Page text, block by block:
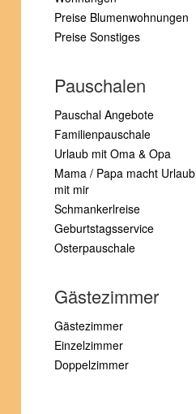
Preise Blumenwohnungen
Preise Sonstiges
Pauschalen
Pauschal Angebote
Familienpauschale
Urlaub mit Oma & Opa
Mama / Papa macht Urlaub
mit mir
Schmankerlreise
Geburtstagsservice
Osterpauschale
Gästezimmer
Gästezimmer
Einzelzimmer
Doppelzimmer